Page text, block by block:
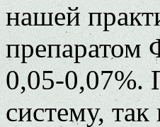
нашей
препаратом
0,05-0,07%.
систему,